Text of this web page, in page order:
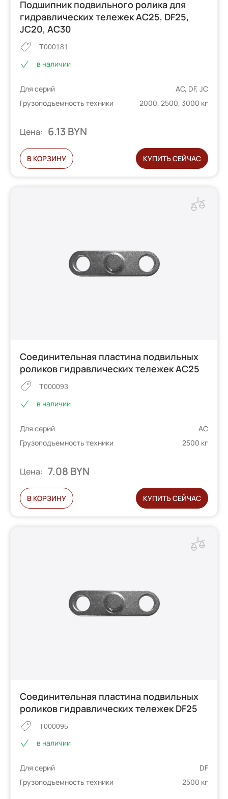
Подшипник подвильного ролика для
гидравлических тележек AC25, DF25,
JC20, AC30
T000181
в наличии
Для серий
AC, DF, JC
Грузоподъемность техники
2000, 2500, 3000 кг
Цена: 6.13 BYN
В КОРЗИНУ КУПИТЬ СЕЙЧАС
Соединительная пластина подвильных
роликов гидравлических тележек AC25
T000093
в наличии
Для серий
AC
Грузоподъемность техники
2500 кг
Цена: 7.08 BYN
В КОРЗИНУ КУПИТЬ СЕЙЧАС
Соединительная пластина подвильных
роликов гидравлических тележек DF25
T000095
в наличии
Для серий
DF
Грузоподъемность техники
2500 кг